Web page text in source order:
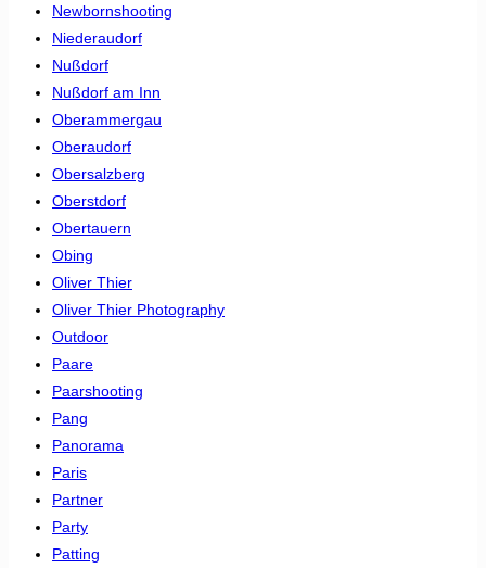
Newbornshooting
Niederaudorf
Nußdorf
Nußdorf am Inn
Oberammergau
Oberaudorf
Obersalzberg
Oberstdorf
Obertauern
Obing
Oliver Thier
Oliver Thier Photography
Outdoor
Paare
Paarshooting
Pang
Panorama
Paris
Partner
Party
Patting